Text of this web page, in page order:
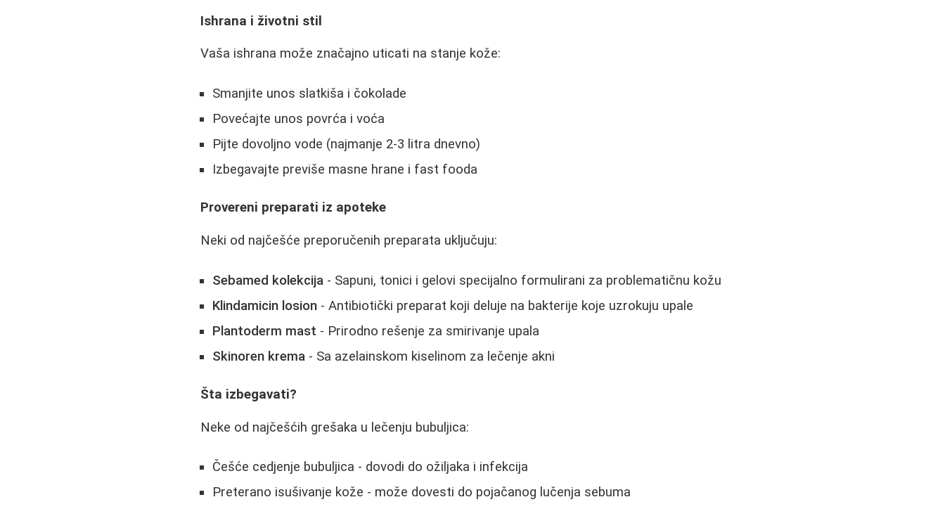
Ishrana i životni stil
Vaša ishrana može značajno uticati na stanje kože:
Smanjite unos slatkiša i čokolade
Povećajte unos povrća i voća
Pijte dovoljno vode (najmanje 2-3 litra dnevno)
Izbegavajte previše masne hrane i fast fooda
Provereni preparati iz apoteke
Neki od najčešće preporučenih preparata uključuju:
Sebamed kolekcija - Sapuni, tonici i gelovi specijalno formulirani za problematičnu kožu
Klindamicin losion - Antibiotički preparat koji deluje na bakterije koje uzrokuju upale
Plantoderm mast - Prirodno rešenje za smirivanje upala
Skinoren krema - Sa azelainskom kiselinom za lečenje akni
Šta izbegavati?
Neke od najčešćih grešaka u lečenju bubuljica:
Češće cedjenje bubuljica - dovodi do ožiljaka i infekcija
Preterano isušivanje kože - može dovesti do pojačanog lučenja sebuma